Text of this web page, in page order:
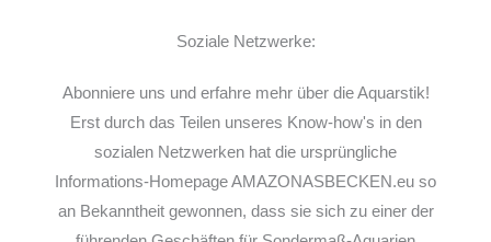
Soziale Netzwerke:
Abonniere uns und erfahre mehr über die Aquarstik!
Erst durch das Teilen unseres Know-how's in den
sozialen Netzwerken hat die ursprüngliche
Informations-Homepage AMAZONASBECKEN.eu so
an Bekanntheit gewonnen, dass sie sich zu einer der